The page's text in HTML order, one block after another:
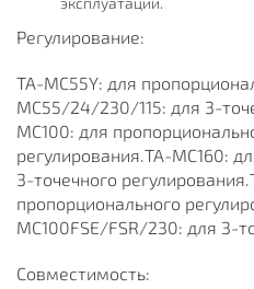
Регулирование:
TA-MC55Y: для
MC55/24/230/115: для 3-
MC100: для
регулирования.TA-MC160:
3-точечного
пропорционального
MC100FSE/FSR/230: для 3-
Совместимость: